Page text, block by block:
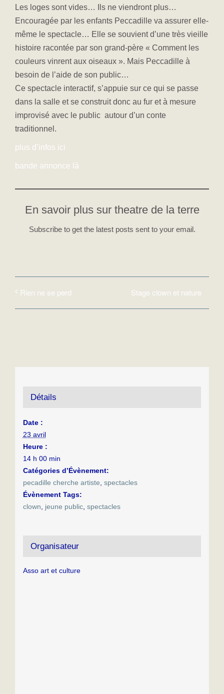
Les loges sont vides… Ils ne viendront plus…
Encouragée par les enfants Peccadille va assurer elle-
même le spectacle… Elle se souvient d’une très vieille
histoire racontée par son grand-père « Comment les
couleurs vinrent aux oiseaux ». Mais Peccadille à
besoin de l’aide de son public…
Ce spectacle interactif, s’appuie sur ce qui se passe
dans la salle et se construit donc au fur et à mesure
improvisé avec le public autour d’un conte
traditionnel.
plus d’infos ici
bande annonce là
En savoir plus sur theatre de la terre
Subscribe to get the latest posts sent to your email.
Rien ne se perd Stage clown et nature
Détails
Date :
23 avril
Heure :
14 h 00 min
Catégories d’Évènement:
pecadille cherche artiste spectacles
Évènement Tags:
clown
jeune public, spectacles
Organisateur
Asso art et culture